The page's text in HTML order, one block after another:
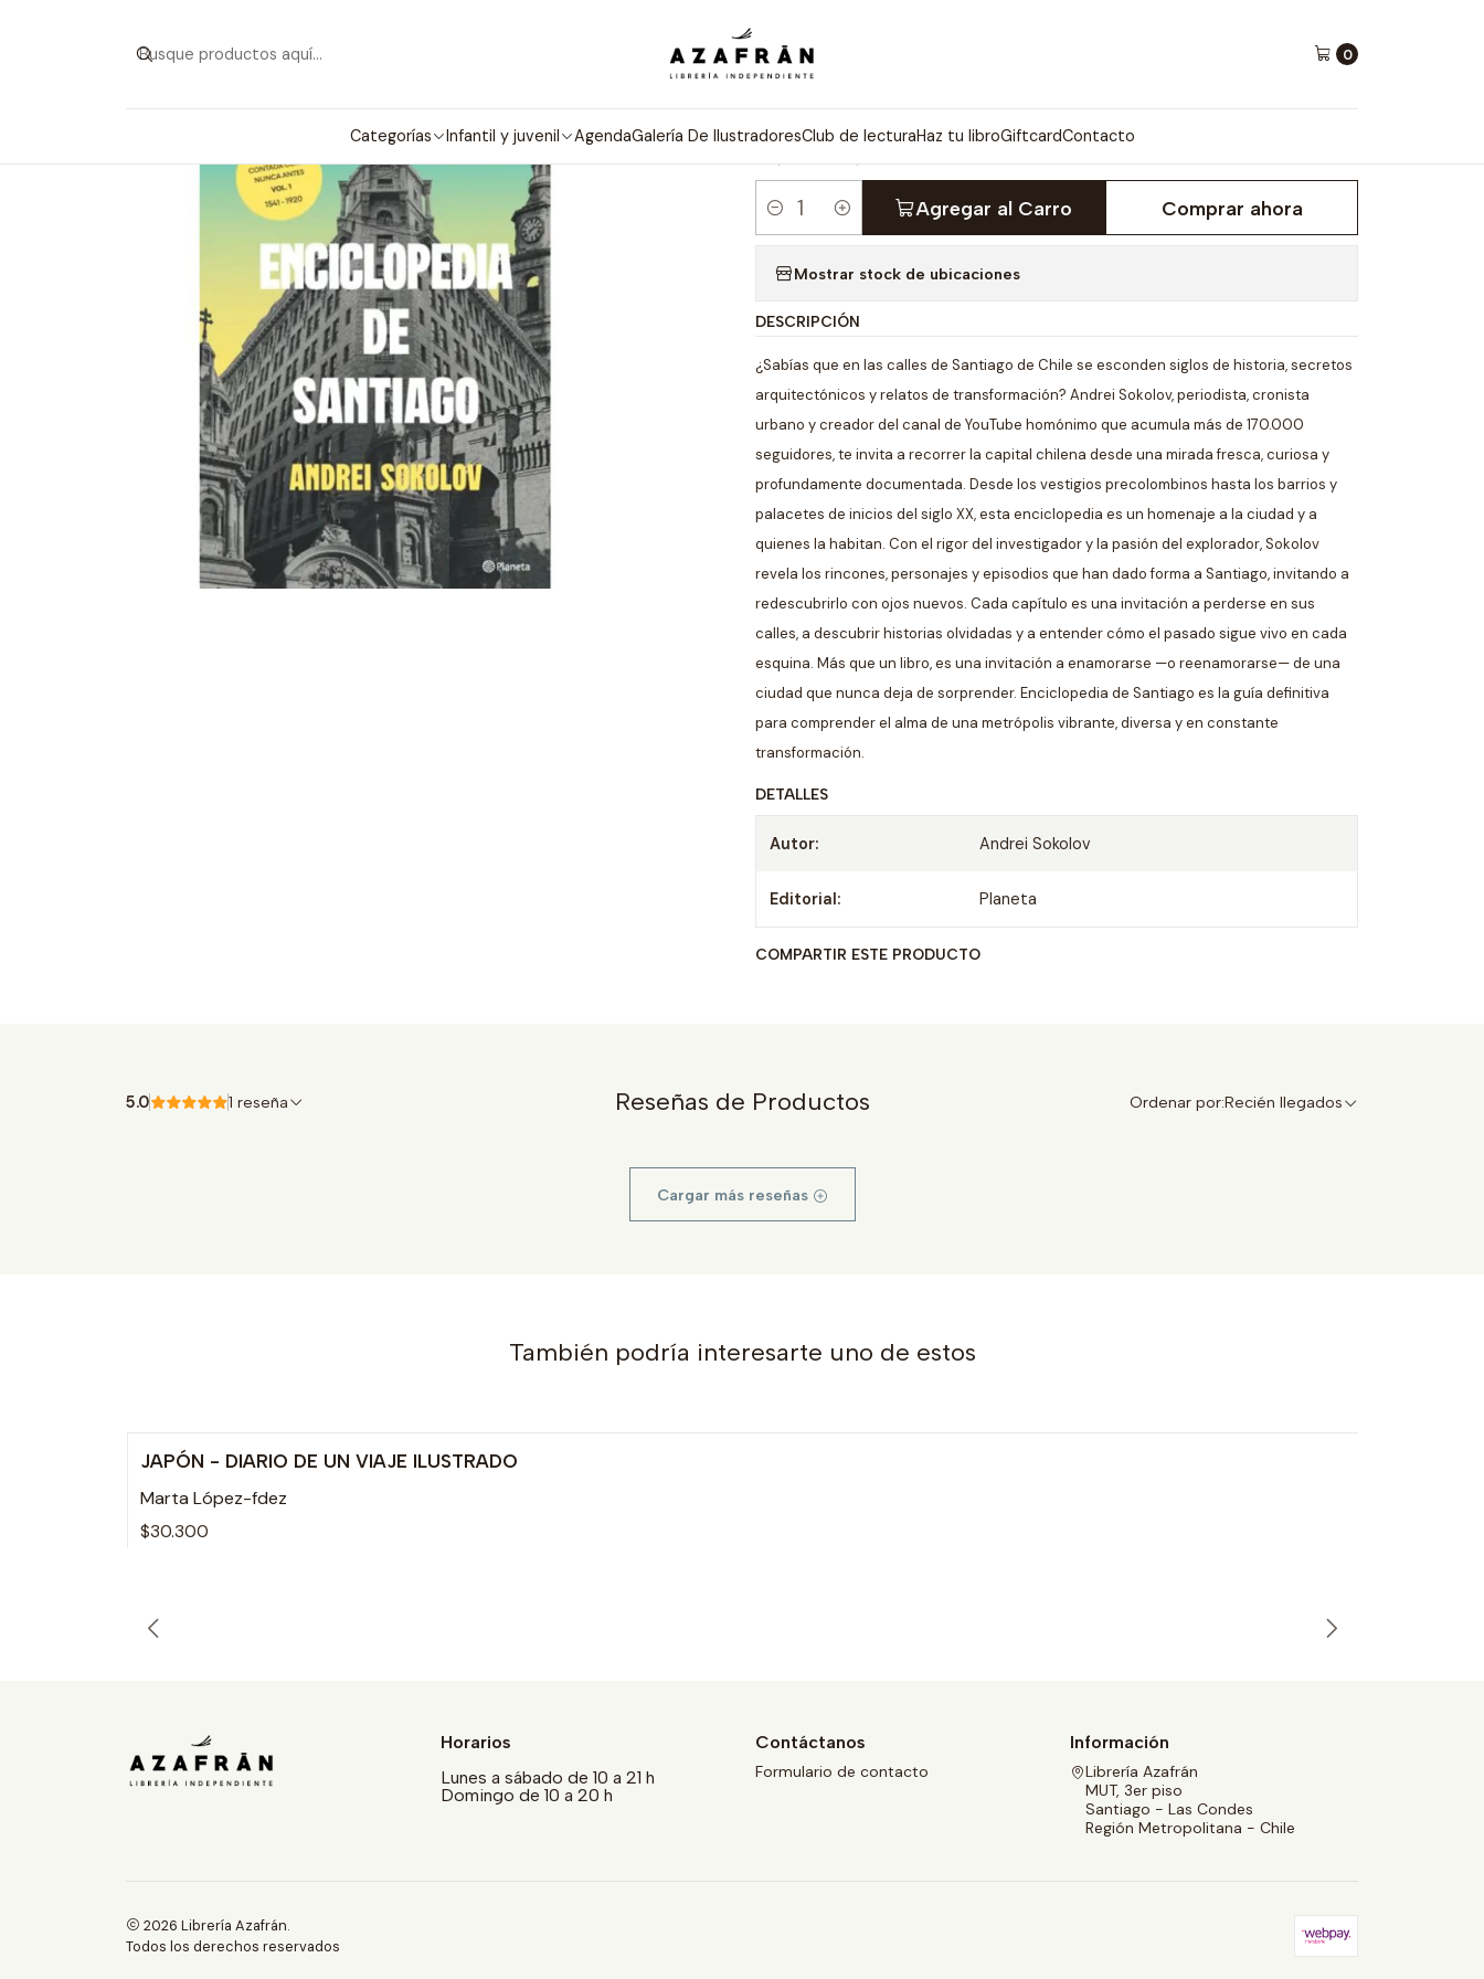
0
Categorías Infantil y juvenil AgendaGalería De IlustradoresClub de lecturaHaz tu libroGiftcardContacto
Historia
ENCICLOPEDIA DE SANTIAGO
Cantidad
Agregar al Carro Comprar ahora
Mostrar stock de ubicaciones
DESCRIPCIÓN
¿Sabías que en las calles de Santiago de Chile se esconden siglos de historia, secretos
arquitectónicos y relatos de transformación? Andrei Sokolov, periodista, cronista
urbano y creador del canal de YouTube homónimo que acumula más de 170.000
seguidores, te invita a recorrer la capital chilena desde una mirada fresca, curiosa y
profundamente documentada. Desde los vestigios precolombinos hasta los barrios y
palacetes de inicios del siglo XX, esta enciclopedia es un homenaje a la ciudad y a
quienes la habitan. Con el rigor del investigador y la pasión del explorador, Sokolov
revela los rincones, personajes y episodios que han dado forma a Santiago, invitando a
redescubrirlo con ojos nuevos. Cada capítulo es una invitación a perderse en sus
calles, a descubrir historias olvidadas y a entender cómo el pasado sigue vivo en cada
esquina. Más que un libro, es una invitación a enamorarse —o reenamorarse— de una
ciudad que nunca deja de sorprender. Enciclopedia de Santiago es la guía definitiva
para comprender el alma de una metrópolis vibrante, diversa y en constante
transformación.
DETALLES
Autor: Andrei Sokolov
Editorial: Planeta
COMPARTIR ESTE PRODUCTO
Reseñas de Productos
5.0 1 reseña Ordenar por:Recién llegados
Cargar más reseñas
También podría interesarte uno de estos
Agotado
JAPÓN - DIARIO DE UN VIAJE ILUSTRADO
Marta López-fdez
$30.300
Horarios
Lunes a sábado de 10 a 21 h
Domingo de 10 a 20 h
Contáctanos
Formulario de contacto
Información
Librería Azafrán
MUT, 3er piso
Santiago - Las Condes
Región Metropolitana - Chile
2026 Librería Azafrán.
Todos los derechos reservados